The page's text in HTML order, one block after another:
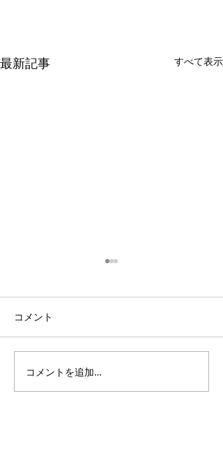
最新記事 すべて表示
3・4年生｜体験受付締切
のお知らせ
コメント
コメントを追加…